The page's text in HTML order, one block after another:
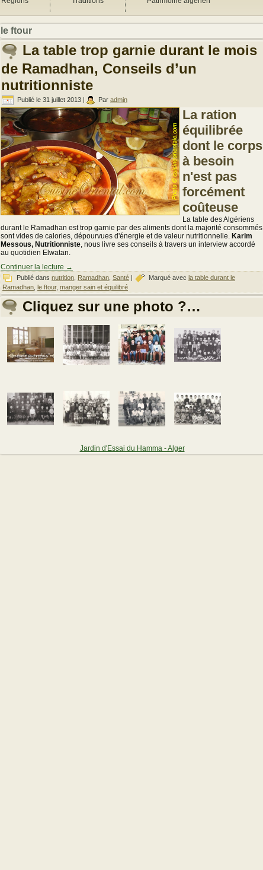
le ftour
La table trop garnie durant le mois
de Ramadhan, Conseils d’un
nutritionniste
Publié le 31 juillet 2013 | Par admin
La ration
équilibrée
dont le corps
à besoin
n'est pas
forcément
coûteuse
La table des Algériens
durant le Ramadhan est trop garnie par des aliments dont la majorité consommés
sont vides de calories, dépourvues d'énergie et de valeur nutritionnelle. Karim
Messous, Nutritionniste , nous livre ses conseils à travers un interview accordé
au quotidien Elwatan.
Continuer la lecture →
Publié dans nutrition Ramadhan Santé | Marqué avec la table durant le
Ramadhan le ftour, manger sain et équilibré
Cliquez sur une photo ?…
Jardin d'Essai du Hamma - Alger